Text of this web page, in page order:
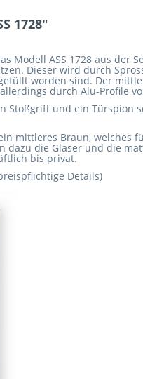
1728"
Modell ASS 1728 aus der
Dieser wird durch
worden sind. Der
durch Alu-Profile
und ein Türspion
mittleres Braun,
die Gläser und die
bis privat.
Details)